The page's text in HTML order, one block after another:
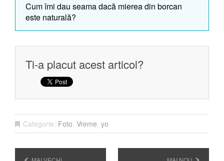
Cum îmi dau seama dacă mierea din borcan
este naturală?
Ti-a placut acest articol?
Categorie: Foto, Vreme, yo